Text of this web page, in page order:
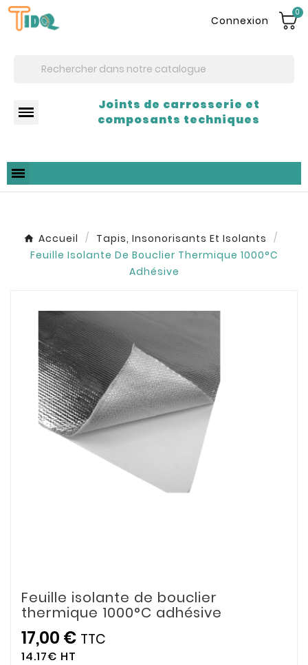
Connexion
0
Joints de carrosserie et
composants techniques
Accueil
Tapis, Insonorisants Et Isolants
Feuille Isolante De Bouclier Thermique 1000°C
Adhésive
Feuille isolante de bouclier
thermique 1000°C adhésive
17,00 € TTC
14.17€ HT